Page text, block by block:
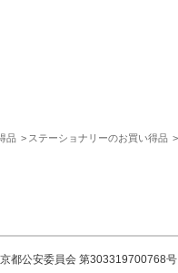
品 ステーショナリーのお買い得品
都公安委員会 第303319700768号